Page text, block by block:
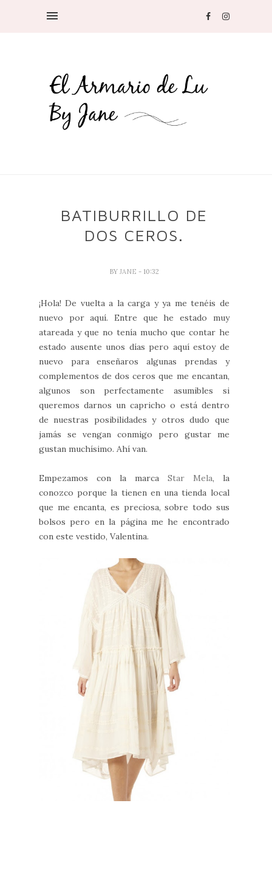
BATIBURRILLO DE
DOS CEROS.
BY JANE - 10:32
¡Hola! De vuelta a la carga y ya me tenéis de
nuevo por aquí. Entre que he estado muy
atareada y que no tenía mucho que contar he
estado ausente unos días pero aquí estoy de
nuevo para enseñaros algunas prendas y
complementos de dos ceros que me encantan,
algunos son perfectamente asumibles si
queremos darnos un capricho o está dentro
de nuestras posibilidades y otros dudo que
jamás se vengan conmigo pero gustar me
gustan muchísimo. Ahí van.
Empezamos con la marca Star Mela, la
conozco porque la tienen en una tienda local
que me encanta, es preciosa, sobre todo sus
bolsos pero en la página me he encontrado
con este vestido, Valentina.